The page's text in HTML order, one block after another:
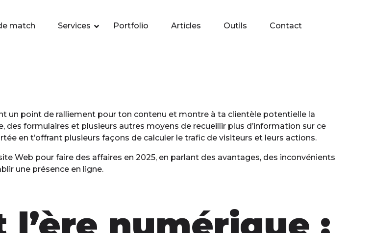
match Services Portfolio Articles Outils Contact
un point de ralliement pour ton contenu et montre à ta clientèle potentielle la
formulaires et plusieurs autres moyens de recueillir plus d’information sur ce
en t’offrant plusieurs façons de calculer le trafic de visiteurs et leurs actions.
Web pour faire des affaires en 2025, en parlant des avantages, des inconvénients
une présence en ligne.